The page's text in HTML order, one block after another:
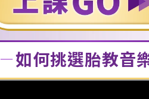
－如何挑選胎教音